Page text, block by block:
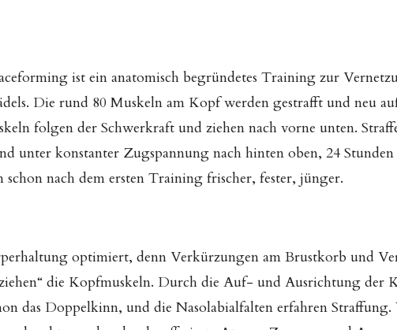
ist ein anatomisch begründetes Training zur
Die rund 80 Muskeln am Kopf werden gestrafft und neu
folgen der Schwerkraft und ziehen nach vorne unten.
unter konstanter Zugspannung nach hinten oben, 24
schon nach dem ersten Training frischer, fester, jünger.
optimiert, denn Verkürzungen am Brustkorb und
die Kopfmuskeln. Durch die Auf- und Ausrichtung der
das Doppelkinn, und die Nasolabialfalten erfahren